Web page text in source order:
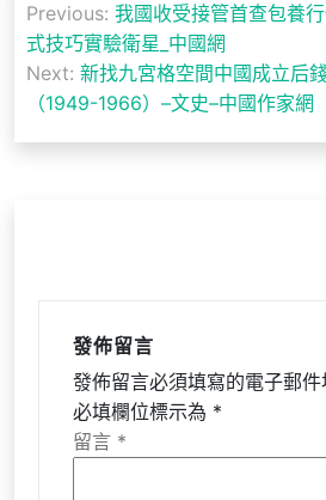
章
導
覽
Previous: 我國收受接管首查包養
式技巧實驗衛星_中國網
Next: 新找九宮格空間中國成立后
（1949-1966）–文史–中國作家網
發佈留言
發佈留言必須填寫的電子郵件
必填欄位標示為 *
留言 *